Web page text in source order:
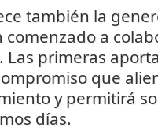
también la
comenzado a
Las primeras
que
y permitirá
días.